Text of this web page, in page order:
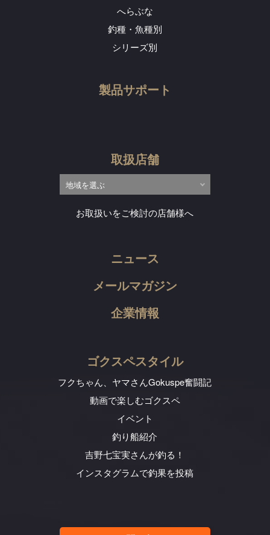
へらぶな
釣種・魚種別
シリーズ別
製品サポート
取扱店舗
お取扱いをご検討の店舗様へ
ニュース
メールマガジン
企業情報
ゴクスペスタイル
フクちゃん、ヤマさんGokuspe奮闘記
動画で楽しむゴクスペ
イベント
釣り船紹介
吉野七宝実さんが釣る！
インスタグラムで釣果を投稿